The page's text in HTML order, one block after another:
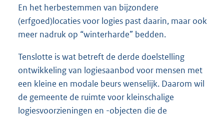
En het herbestemmen van bijzondere
(erfgoed)locaties voor logies past daarin, maar ook
meer nadruk op “winterharde” bedden.
Tenslotte is wat betreft de derde doelstelling
ontwikkeling van logiesaanbod voor mensen met
een kleine en modale beurs wenselijk. Daarom wil
de gemeente de ruimte voor kleinschalige
logiesvoorzieningen en -objecten die de